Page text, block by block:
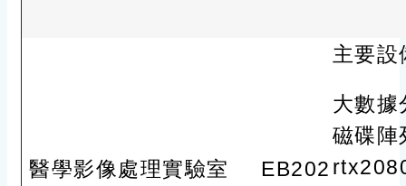
醫學影像處理實驗室 EB202
主要設
大數
磁碟陣